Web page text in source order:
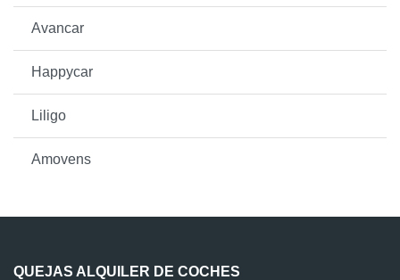
Avancar
Happycar
Liligo
Amovens
QUEJAS ALQUILER DE COCHES